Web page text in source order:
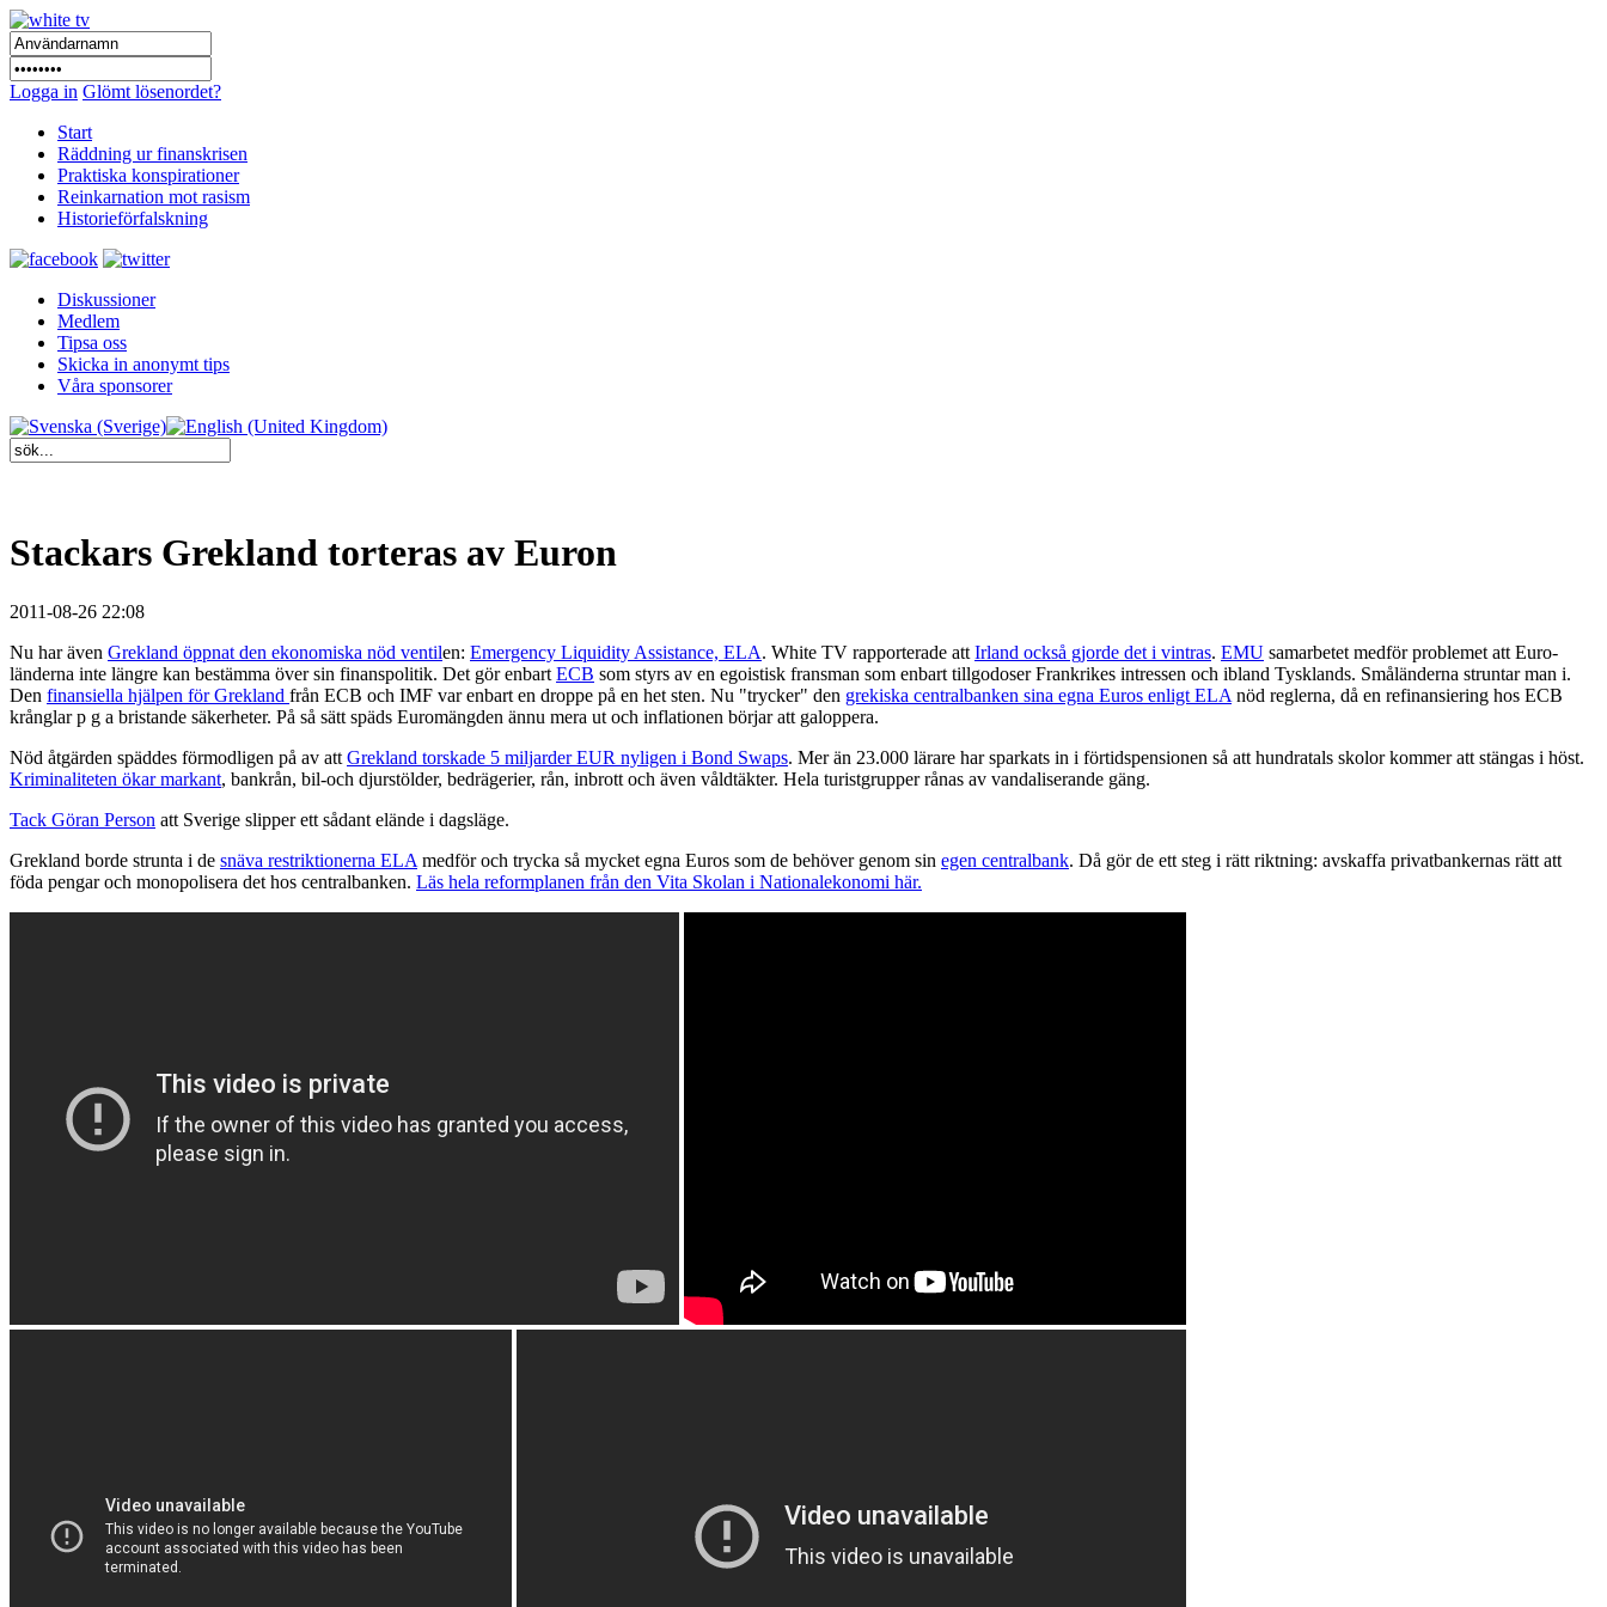
Logga in Glömt lösenordet?
Start
Räddning ur finanskrisen
Praktiska konspirationer
Reinkarnation mot rasism
Historieförfalskning
Diskussioner
Medlem
Tipsa oss
Skicka in anonymt tips
Våra sponsorer
Stackars Grekland torteras av Euron
2011-08-26 22:08
Nu har även Grekland öppnat den ekonomiska nöd ventilen: Emergency Liquidity Assistance, ELA. White TV rapporterade att Irland också gjorde det i vintras. EMU samarbetet medför problemet att Euro-
länderna inte längre kan bestämma över sin finanspolitik. Det gör enbart ECB som styrs av en egoistisk fransman som enbart tillgodoser Frankrikes intressen och ibland Tysklands. Småländerna struntar man i.
Den finansiella hjälpen för Grekland från ECB och IMF var enbart en droppe på en het sten. Nu "trycker" den grekiska centralbanken sina egna Euros enligt ELA nöd reglerna, då en refinansiering hos ECB
krånglar p g a bristande säkerheter. På så sätt späds Euromängden ännu mera ut och inflationen börjar att galoppera.
Nöd åtgärden späddes förmodligen på av att Grekland torskade 5 miljarder EUR nyligen i Bond Swaps. Mer än 23.000 lärare har sparkats in i förtidspensionen så att hundratals skolor kommer att stängas i höst.
Kriminaliteten ökar markant, bankrån, bil-och djurstölder, bedrägerier, rån, inbrott och även våldtäkter. Hela turistgrupper rånas av vandaliserande gäng.
Tack Göran Person att Sverige slipper ett sådant elände i dagsläge.
Grekland borde strunta i de snäva restriktionerna ELA medför och trycka så mycket egna Euros som de behöver genom sin egen centralbank. Då gör de ett steg i rätt riktning: avskaffa privatbankernas rätt att
föda pengar och monopolisera det hos centralbanken. Läs hela reformplanen från den Vita Skolan i Nationalekonomi här.